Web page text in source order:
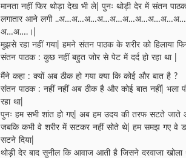
मानता नहीं फिर थोड़ा देख भी ले| पुनः थोड़ी देर में संतन
लगातार आने लगी
अ…अ….।|
मुझसे रहा नहीं गया| हमने संतन पाठक के शरीर को हिलाया
संतन पाठक : कुछ नहीं बहुत जोर से पेट में दर्द हो रहा था |
मैंने कहा : क्यों अब ठीक हो गया क्या कि कोई और बात है ?
संतन पाठक : नहीं नहीं अब ठीक है और कोई बात नहीं| भला
रहा था|
पुनः हम सभी शांत हो गए| अब हम उदय की तरफ सटते
जबकि कभी वे शरीर में सटकर नहीं सोते थे| हम समझ गए वे
सटने दिया|
थोड़ी देर बाद सुनील कि आवाज आती है जिसने दरवाजा